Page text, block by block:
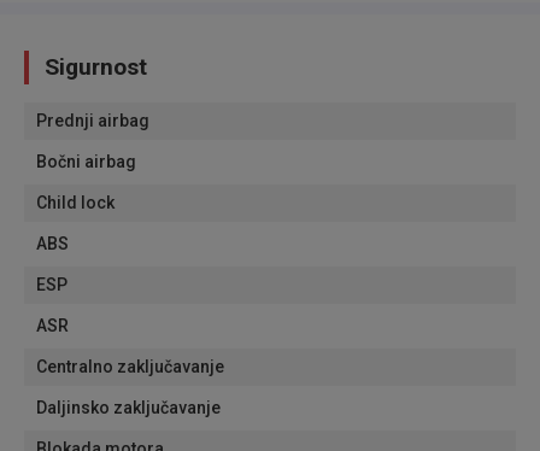
Sigurnost
Prednji airbag
Bočni airbag
Child lock
ABS
ESP
ASR
Centralno zaključavanje
Daljinsko zaključavanje